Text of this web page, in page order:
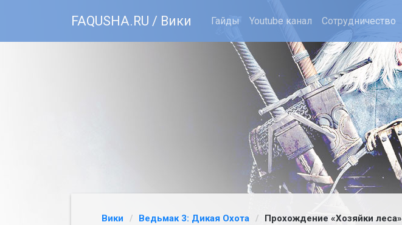
FAQUSHA.RU / Вики Гайды Youtube канал Сотрудничество
Вики Ведьмак 3: Дикая Охота Прохождение «Хозяйки леса»